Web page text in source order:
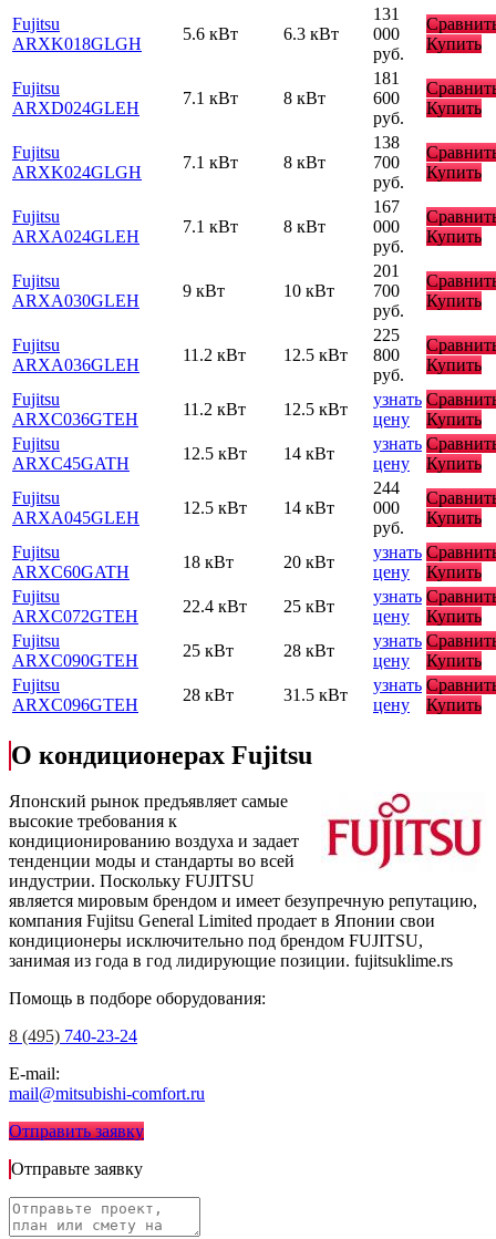
Fujitsu
ARXK018GLGH
5.6 кВт 6.3 кВт
131
000
руб.
Купить
Fujitsu
ARXD024GLEH
7.1 кВт 8 кВт
181
600
руб.
Купить
Fujitsu
ARXK024GLGH
7.1 кВт 8 кВт
138
700
руб.
Купить
Fujitsu
ARXA024GLEH
7.1 кВт 8 кВт
167
000
руб.
Купить
Fujitsu
ARXA030GLEH
9 кВт 10 кВт
201
700
руб.
Купить
Fujitsu
ARXA036GLEH
11.2 кВт 12.5 кВт
225
800
руб.
Купить
Fujitsu
ARXC036GTEH
11.2 кВт 12.5 кВт
узнать
цену
Купить
Fujitsu
ARXC45GATH
12.5 кВт 14 кВт
узнать
цену
Купить
Fujitsu
ARXA045GLEH
12.5 кВт 14 кВт
244
000
руб.
Купить
Fujitsu
ARXC60GATH
18 кВт 20 кВт
узнать
цену
Купить
Fujitsu
ARXC072GTEH
22.4 кВт 25 кВт
узнать
цену
Купить
Fujitsu
ARXC090GTEH
25 кВт 28 кВт
узнать
цену
Купить
Fujitsu
ARXC096GTEH
28 кВт 31.5 кВт
узнать
цену
Купить
О кондиционерах Fujitsu
Японский рынок предъявляет самые
высокие требования к
кондиционированию воздуха и задает
тенденции моды и стандарты во всей
индустрии. Поскольку FUJITSU
является мировым брендом и имеет безупречную репутацию,
компания Fujitsu General Limited продает в Японии свои
кондиционеры исключительно под брендом FUJITSU,
занимая из года в год лидирующие позиции. fujitsuklime.rs
Помощь в подборе оборудования:
8 (495) 740-23-24
E-mail:
mail@mitsubishi-comfort.ru
Отправить заявку
Отправьте заявку